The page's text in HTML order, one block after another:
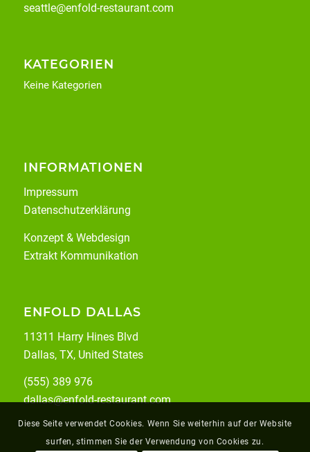
seattle@enfold-restaurant.com
KATEGORIEN
Keine Kategorien
INFORMATIONEN
Impressum
Datenschutzerklärung
Konzept & Webdesign
Extrakt Kommunikation
ENFOLD DALLAS
11311 Harry Hines Blvd
Dallas, TX, United States
(555) 389 976
dallas@enfold-restaurant.com
Diese Seite verwendet Cookies. Wenn Sie weiterhin auf der Website
surfen, stimmen Sie der Verwendung von Cookies zu.